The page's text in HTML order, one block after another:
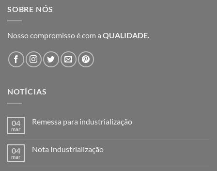
SOBRE NÓS
Nosso compromisso é com a QUALIDADE.
NOTÍCIAS
04
mar
Remessa para industrialização
Remessa
04
mar
Nota Industrialização